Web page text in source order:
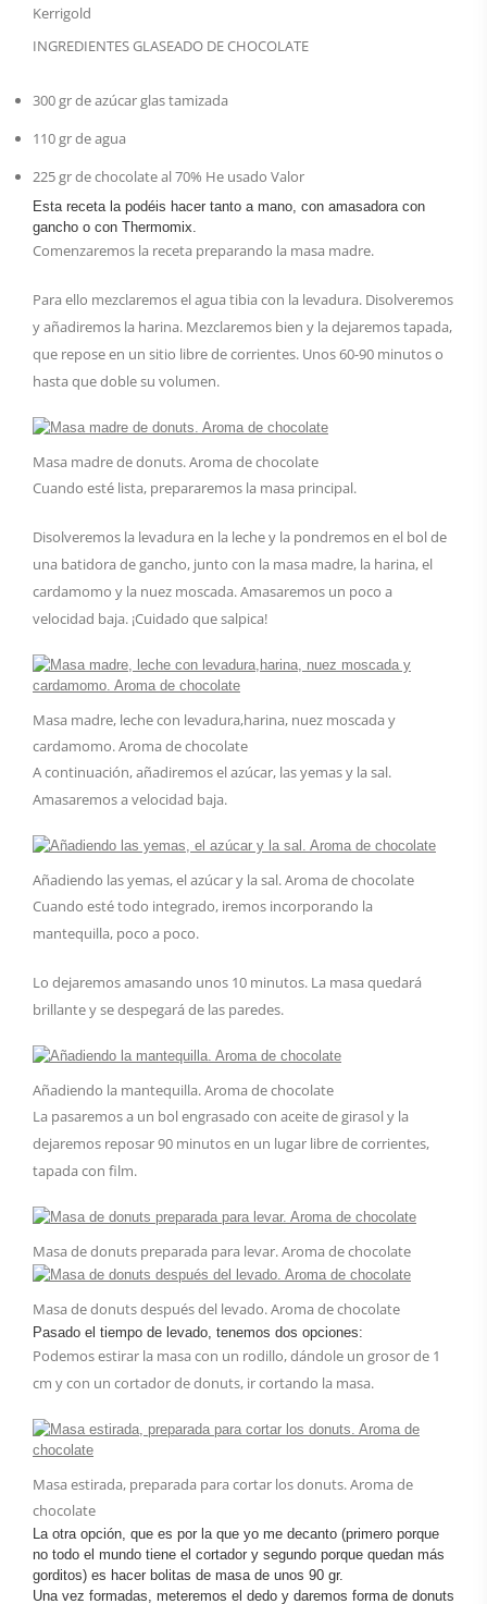
Kerrigold
INGREDIENTES GLASEADO DE CHOCOLATE
300grde azúcar glas tamizada
110grde agua
225grde chocolate al 70% He usado Valor
Esta receta la podéis hacer tanto a mano, con amasadora con
gancho o con Thermomix.
Comenzaremos la receta preparando la masa madre.
Para ello mezclaremos el agua tibia con la levadura. Disolveremos
y añadiremos la harina. Mezclaremos bien y la dejaremos tapada,
que repose en un sitio libre de corrientes. Unos 60-90 minutos o
hasta que doble su volumen.
Masa madre de donuts. Aroma de chocolate
Cuando esté lista, prepararemos la masa principal.
Disolveremos la levadura en la leche y la pondremos en el bol de
una batidora de gancho, junto con la masa madre, la harina, el
cardamomo y la nuez moscada. Amasaremos un poco a
velocidad baja. ¡Cuidado que salpica!
Masa madre, leche con levadura,harina, nuez moscada y
cardamomo. Aroma de chocolate
A continuación, añadiremos el azúcar, las yemas y la sal.
Amasaremos a velocidad baja.
Añadiendo las yemas, el azúcar y la sal. Aroma de chocolate
Cuando esté todo integrado, iremos incorporando la
mantequilla, poco a poco.
Lo dejaremos amasando unos 10 minutos. La masa quedará
brillante y se despegará de las paredes.
Añadiendo la mantequilla. Aroma de chocolate
La pasaremos a un bol engrasado con aceite de girasol y la
dejaremos reposar 90 minutos en un lugar libre de corrientes,
tapada con film.
Masa de donuts preparada para levar. Aroma de chocolate
Masa de donuts después del levado. Aroma de chocolate
Pasado el tiempo de levado, tenemos dos opciones:
Podemos estirar la masa con un rodillo, dándole un grosor de 1
cm y con un cortador de donuts, ir cortando la masa.
Masa estirada, preparada para cortar los donuts. Aroma de
chocolate
La otra opción, que es por la que yo me decanto (primero porque
no todo el mundo tiene el cortador y segundo porque quedan más
gorditos) es hacer bolitas de masa de unos 90 gr.
Una vez formadas, meteremos el dedo y daremos forma de donuts